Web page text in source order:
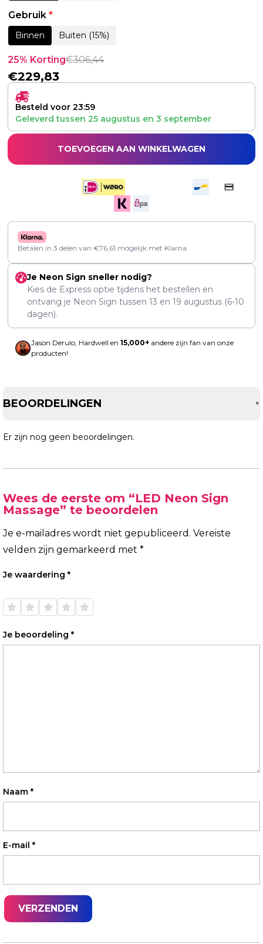
Gebruik *
Binnen Buiten (15%)
25% Korting€306,44
€229,83
Besteld voor 23:59
Geleverd tussen 25 augustus en 3 september
TOEVOEGEN AAN WINKELWAGEN
Betalen in 3 delen van €76,61 mogelijk met Klarna.
Je Neon Sign sneller nodig?
Kies de Express optie tijdens het bestellen en
ontvang je Neon Sign tussen 13 en 19 augustus (6-10
dagen).
Jason Derulo, Hardwell en 15,000+ andere zijn fan van onze
producten!
BEOORDELINGEN +
Er zijn nog geen beoordelingen.
Wees de eerste om “LED Neon Sign
Massage” te beoordelen
Je e-mailadres wordt niet gepubliceerd. Vereiste
velden zijn gemarkeerd met *
Je waardering *
de 5
de 5
de 5
de 5
de 5
Je beoordeling *
Naam *
E-mail *